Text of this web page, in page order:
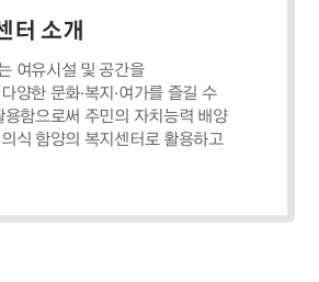
터 소개
여유시설 및 공간을
양한 문화·복지·여가를 즐길 수
용함으로써 주민의 자치능력 배양
식 함양의 복지센터로 활용하고